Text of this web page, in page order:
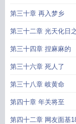
第三十章 再入梦乡
第三十二章 光天化日
第三十四章 捏麻麻的
第三十六章 死人了
第三十八章 岐黄命
第四十章 年关将至
第四十二章 网友面基